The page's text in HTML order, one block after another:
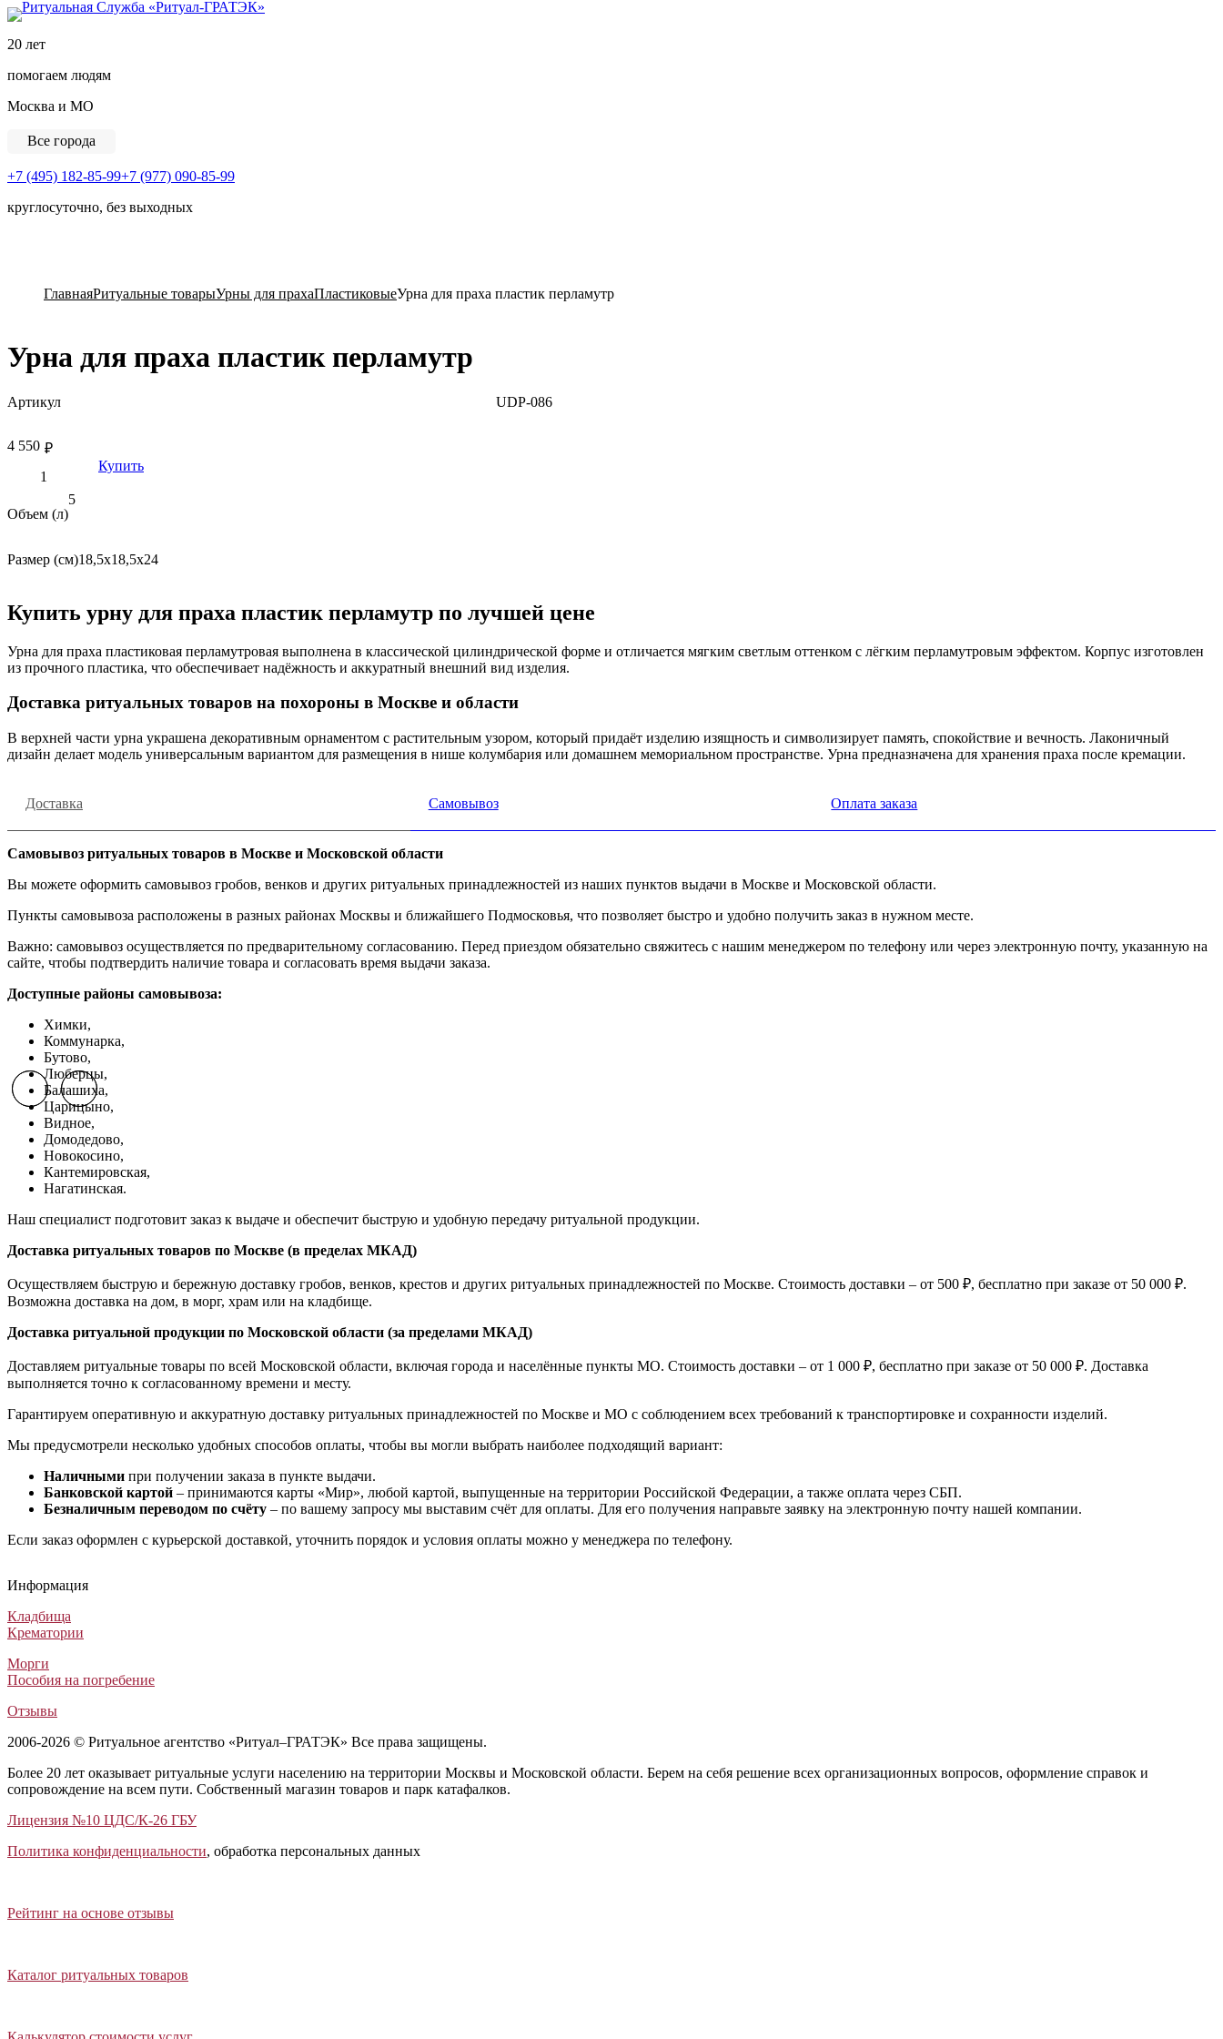
20 лет
помогаем людям
Москва и МО
Все города
+7 (495) 182-85-99+7 (977) 090-85-99
круглосуточно, без выходных
ГлавнаяРитуальные товарыУрны для прахаПластиковыеУрна для праха пластик перламутр
Урна для праха пластик перламутр
Артикул UDP-086
₽
4 550
Купить
Объем (л)
5
Размер (см)18,5х18,5х24
Купить урну для праха пластик перламутр по лучшей цене
Урна для праха пластиковая перламутровая выполнена в классической цилиндрической форме и отличается мягким светлым оттенком с лёгким перламутровым эффектом. Корпус изготовлен
из прочного пластика, что обеспечивает надёжность и аккуратный внешний вид изделия.
Доставка ритуальных товаров на похороны в Москве и области
В верхней части урна украшена декоративным орнаментом с растительным узором, который придаёт изделию изящность и символизирует память, спокойствие и вечность. Лаконичный
дизайн делает модель универсальным вариантом для размещения в нише колумбария или домашнем мемориальном пространстве. Урна предназначена для хранения праха после кремации.
Доставка Самовывоз Оплата заказа
Самовывоз ритуальных товаров в Москве и Московской области
Вы можете оформить самовывоз гробов, венков и других ритуальных принадлежностей из наших пунктов выдачи в Москве и Московской области.
Пункты самовывоза расположены в разных районах Москвы и ближайшего Подмосковья, что позволяет быстро и удобно получить заказ в нужном месте.
Важно: самовывоз осуществляется по предварительному согласованию. Перед приездом обязательно свяжитесь с нашим менеджером по телефону или через электронную почту, указанную на
сайте, чтобы подтвердить наличие товара и согласовать время выдачи заказа.
Доступные районы самовывоза:
Химки,
Коммунарка,
Бутово,
Люберцы,
Балашиха,
Царицыно,
Видное,
Домодедово,
Новокосино,
Кантемировская,
Нагатинская.
Наш специалист подготовит заказ к выдаче и обеспечит быструю и удобную передачу ритуальной продукции.
Доставка ритуальных товаров по Москве (в пределах МКАД)
Осуществляем быструю и бережную доставку гробов, венков, крестов и других ритуальных принадлежностей по Москве. Стоимость доставки – от 500 ₽, бесплатно при заказе от 50 000 ₽.
Возможна доставка на дом, в морг, храм или на кладбище.
Доставка ритуальной продукции по Московской области (за пределами МКАД)
Доставляем ритуальные товары по всей Московской области, включая города и населённые пункты МО. Стоимость доставки – от 1 000 ₽, бесплатно при заказе от 50 000 ₽. Доставка
выполняется точно к согласованному времени и месту.
Гарантируем оперативную и аккуратную доставку ритуальных принадлежностей по Москве и МО с соблюдением всех требований к транспортировке и сохранности изделий.
Мы предусмотрели несколько удобных способов оплаты, чтобы вы могли выбрать наиболее подходящий вариант:
Наличными при получении заказа в пункте выдачи.
Банковской картой – принимаются карты «Мир», любой картой, выпущенные на территории Российской Федерации, а также оплата через СБП.
Безналичным переводом по счёту – по вашему запросу мы выставим счёт для оплаты. Для его получения направьте заявку на электронную почту нашей компании.
Если заказ оформлен с курьерской доставкой, уточнить порядок и условия оплаты можно у менеджера по телефону.
Previous slide
Next slide
Previous slide
Next slide
Информация
Кладбища
Крематории
Морги
Пособия на погребение
Отзывы
2006-2026 © Ритуальное агентство «Ритуал–ГРАТЭК» Все права защищены.
Более 20 лет оказывает ритуальные услуги населению на территории Москвы и Московской области. Берем на себя решение всех организационных вопросов, оформление справок и
сопровождение на всем пути. Собственный магазин товаров и парк катафалков.
Лицензия №10 ЦДС/К-26 ГБУ
Политика конфиденциальности, обработка персональных данных
Рейтинг на основе отзывы
Каталог ритуальных товаров